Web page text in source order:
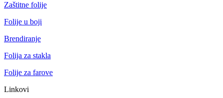
Zaštitne folije
Folije u boji
Brendiranje
Folija za stakla
Folije za farove
Linkovi